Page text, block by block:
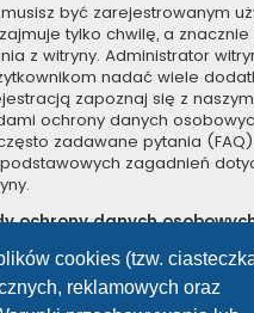
cookies (tzw.
reklamowych oraz
być zarejestrowanym
tylko chwilę, a znacznie
z witryny. Administrator
nadać wiele
zapoznaj się z naszym
ochrony danych
zadawane pytania
zagadnień
ochrony danych